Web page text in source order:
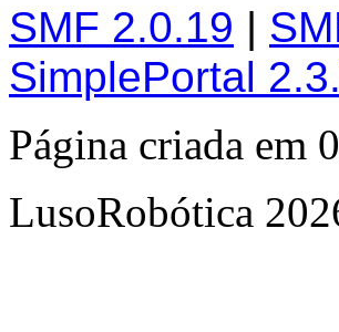
SMF 2.0.19 |
SimplePortal
Página criada em
LusoRobótica